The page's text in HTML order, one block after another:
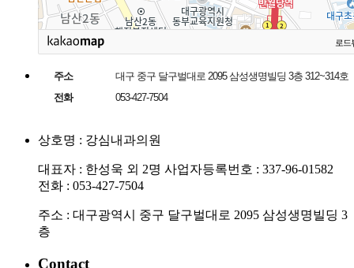
로드
주소
대구 중구 달구벌대로 2095 삼성생명빌딩 3층 312~314호
전화
053-427-7504
상호명 : 강심내과의원
대표자 : 한성욱 외 2명 사업자등록번호 : 337-96-01582
전화 : 053-427-7504
주소 : 대구광역시 중구 달구벌대로 2095 삼성생명빌딩 3
층
Contact